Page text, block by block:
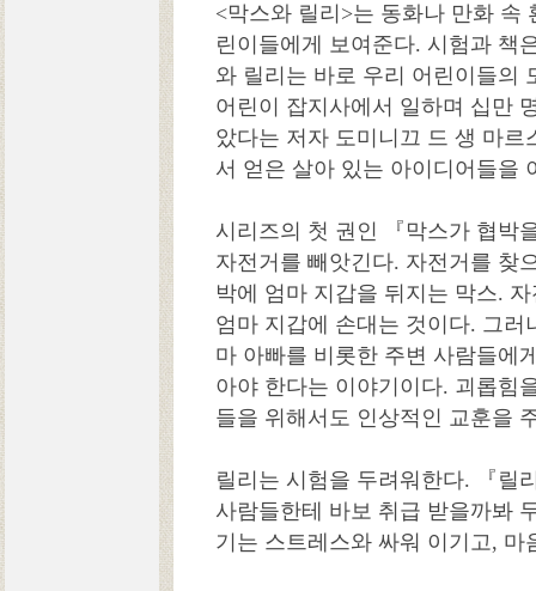
<막스와 릴리>는 동화나 만화 속
린이들에게 보여준다. 시험과 책
와 릴리는 바로 우리 어린이들의
어린이 잡지사에서 일하며 십만
았다는 저자 도미니끄 드 생 마
서 얻은 살아 있는 아이디어들을
시리즈의 첫 권인 『막스가 협박
자전거를 빼앗긴다. 자전거를 찾
박에 엄마 지갑을 뒤지는 막스.
엄마 지갑에 손대는 것이다. 그
마 아빠를 비롯한 주변 사람들에
아야 한다는 이야기이다. 괴롭힘
들을 위해서도 인상적인 교훈을
릴리는 시험을 두려워한다. 『릴
사람들한테 바보 취급 받을까봐
기는 스트레스와 싸워 이기고,